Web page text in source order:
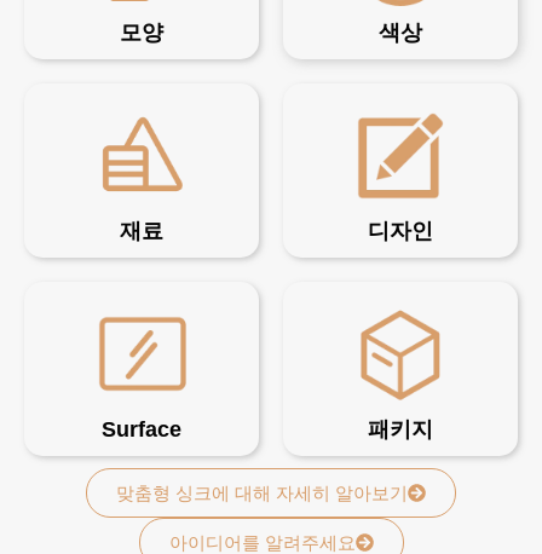
모양 색상
재료 디자인
Surface 패키지
맞춤형 싱크에 대해 자세히 알아보기
아이디어를 알려주세요